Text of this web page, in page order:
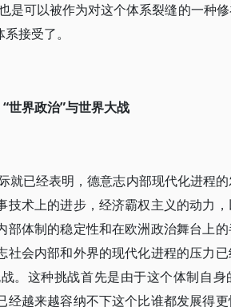
是可以被作为对这个体系裂缝的一种
接受了。
世界政治”与世界大战
就已经表明，德意志内部现代化进程
术上的进步，经济霸权主义的动力
体制的稳定性和在欧洲政治舞台上
会内部和外界的现代化进程的压力
。这种挑战首先是由于这个体制自
越来越容纳不下这个比谁都发展得